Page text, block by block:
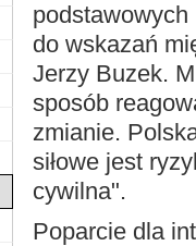
podstawowych
do wskazań
Jerzy Buzek.
sposób
zmianie.
siłowe jest
cywilna".
Poparcie dla